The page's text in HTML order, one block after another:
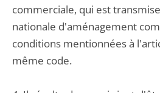
commerciale, qui est
nationale d'aménagement
conditions mentionnées à
même code.